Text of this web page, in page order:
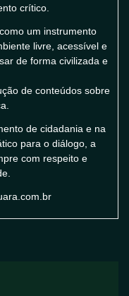
crítico.
um instrumento
livre, acessível e
de forma civilizada e
de conteúdos sobre
de cidadania e na
para o diálogo, a
com respeito e